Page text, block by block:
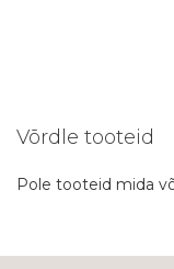
Võrdle tooteid
Pole tooteid mida